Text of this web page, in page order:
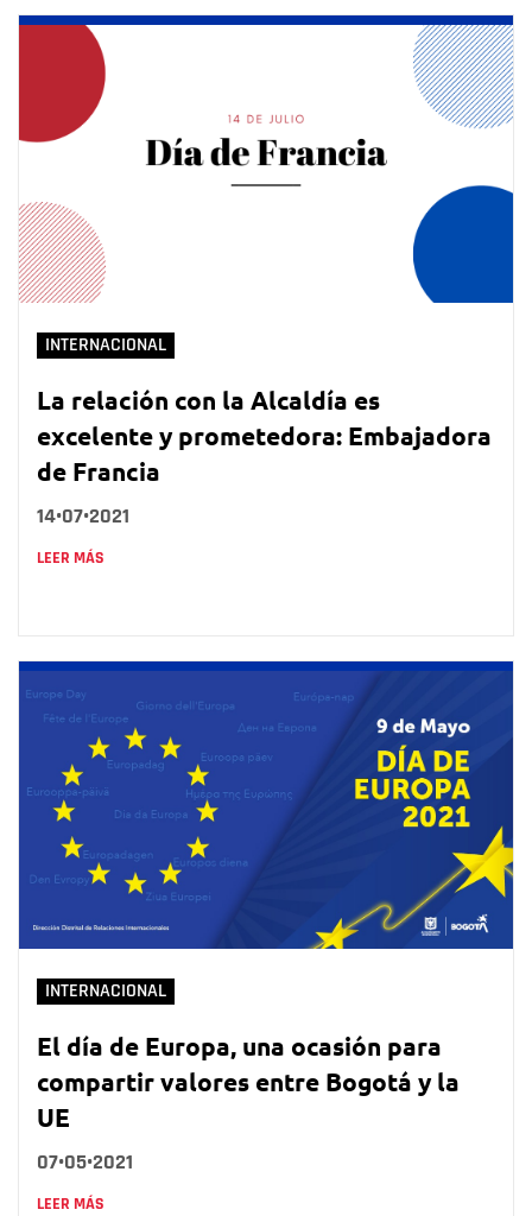
INTERNACIONAL
La relación con la Alcaldía es
excelente y prometedora: Embajadora
de Francia
14•07•2021
LEER MÁS
INTERNACIONAL
El día de Europa, una ocasión para
compartir valores entre Bogotá y la
UE
07•05•2021
LEER MÁS